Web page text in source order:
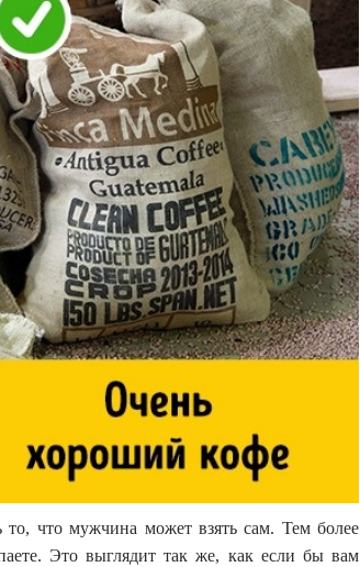
что мужчина может взять сам. Тем более
Это выглядит так же, как если бы вам